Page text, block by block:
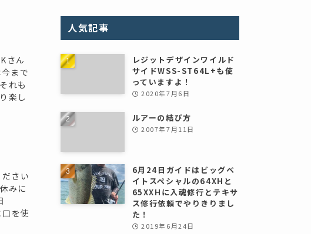
さん
まで
れも
楽し
さい
みに
を使
人気記事
レジットデザインワイルド
サイドWSS-ST64L+も使
っていますよ！
2020年7月6日
ルアーの結び方
2007年7月11日
6月24日ガイドはビッグベ
イトスペシャルの64XHと
65XXHに入魂修行とテキサ
ス修行依頼でやりきりまし
た！
2019年6月24日